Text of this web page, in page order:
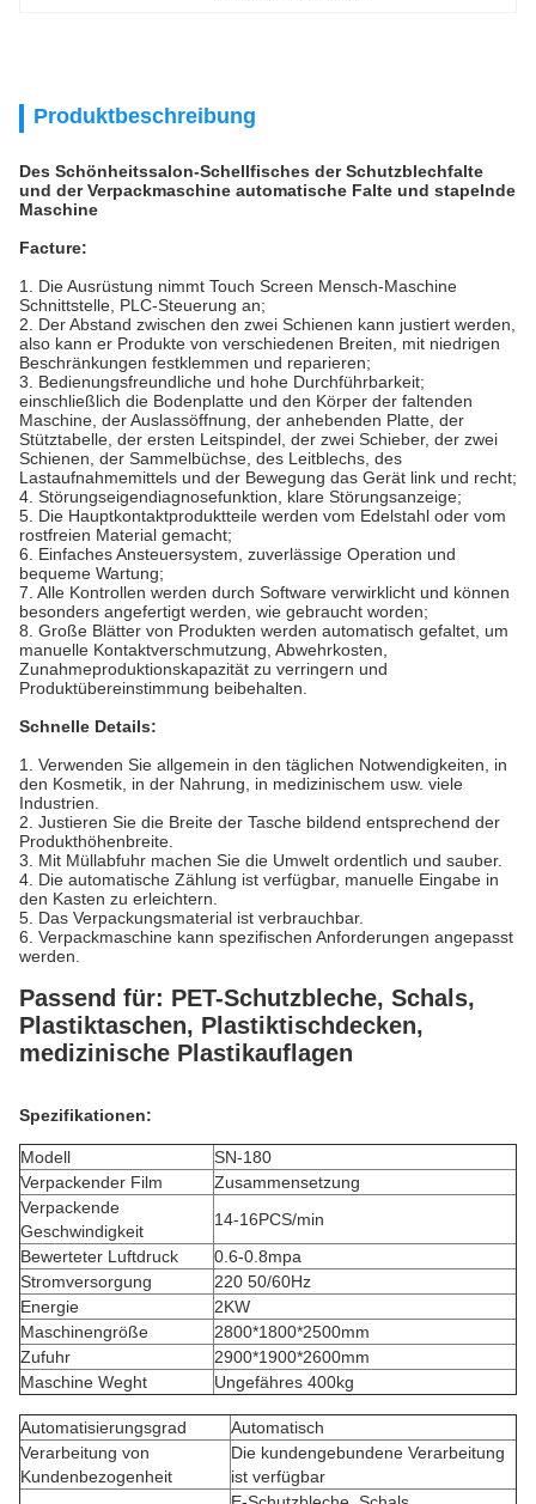
Produktbeschreibung
Des Schönheitssalon-Schellfisches der Schutzblechfalte
und der Verpackmaschine automatische Falte und stapelnde
Maschine
Facture:
1. Die Ausrüstung nimmt Touch Screen Mensch-Maschine
Schnittstelle, PLC-Steuerung an;
2. Der Abstand zwischen den zwei Schienen kann justiert werden,
also kann er Produkte von verschiedenen Breiten, mit niedrigen
Beschränkungen festklemmen und reparieren;
3. Bedienungsfreundliche und hohe Durchführbarkeit;
einschließlich die Bodenplatte und den Körper der faltenden
Maschine, der Auslassöffnung, der anhebenden Platte, der
Stütztabelle, der ersten Leitspindel, der zwei Schieber, der zwei
Schienen, der Sammelbüchse, des Leitblechs, des
Lastaufnahmemittels und der Bewegung das Gerät link und recht;
4. Störungseigendiagnosefunktion, klare Störungsanzeige;
5. Die Hauptkontaktproduktteile werden vom Edelstahl oder vom
rostfreien Material gemacht;
6. Einfaches Ansteuersystem, zuverlässige Operation und
bequeme Wartung;
7. Alle Kontrollen werden durch Software verwirklicht und können
besonders angefertigt werden, wie gebraucht worden;
8. Große Blätter von Produkten werden automatisch gefaltet, um
manuelle Kontaktverschmutzung, Abwehrkosten,
Zunahmeproduktionskapazität zu verringern und
Produktübereinstimmung beibehalten.
Schnelle Details:
1. Verwenden Sie allgemein in den täglichen Notwendigkeiten, in
den Kosmetik, in der Nahrung, in medizinischem usw. viele
Industrien.
2. Justieren Sie die Breite der Tasche bildend entsprechend der
Produkthöhenbreite.
3. Mit Müllabfuhr machen Sie die Umwelt ordentlich und sauber.
4. Die automatische Zählung ist verfügbar, manuelle Eingabe in
den Kasten zu erleichtern.
5. Das Verpackungsmaterial ist verbrauchbar.
6. Verpackmaschine kann spezifischen Anforderungen angepasst
werden.
Passend für: PET-Schutzbleche, Schals,
Plastiktaschen, Plastiktischdecken,
medizinische Plastikauflagen
Spezifikationen:
Modell
SN-180
Verpackender Film
Zusammensetzung
Verpackende
Geschwindigkeit
14-16PCS/min
Bewerteter Luftdruck
0.6-0.8mpa
Stromversorgung
220 50/60Hz
Energie
2KW
Maschinengröße
2800*1800*2500mm
Zufuhr
2900*1900*2600mm
Maschine Weght
Ungefähres 400kg
Automatisierungsgrad
Automatisch
Verarbeitung von
Kundenbezogenheit
Die kundengebundene Verarbeitung
ist verfügbar